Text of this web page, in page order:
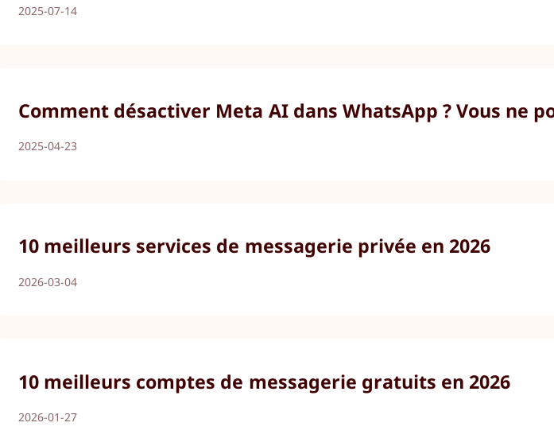
2025-07-14
Comment désactiver Meta AI dans WhatsApp ? Vous ne
2025-04-23
10 meilleurs services de messagerie privée en 2026
2026-03-04
10 meilleurs comptes de messagerie gratuits en 2026
2026-01-27